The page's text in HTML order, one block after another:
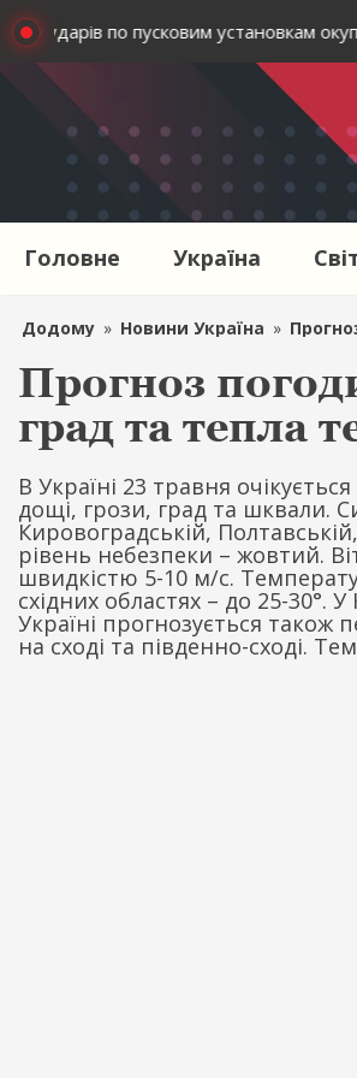
ударів по пусковим установкам
Головне Україна
Додому » Новини Україна »
Прогноз
град та тепла
В Україні 23 травня
дощі, грози, град та шквали.
Кировоградській,
рівень небезпеки – жовтий.
швидкістю 5-10 м/с.
східних областях – до 25-30°.
Україні прогнозується також
на сході та південно-сході.